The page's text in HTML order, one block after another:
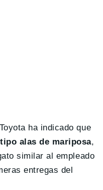
ha indicado que
alas de mariposa,
similar al empleado
entregas del